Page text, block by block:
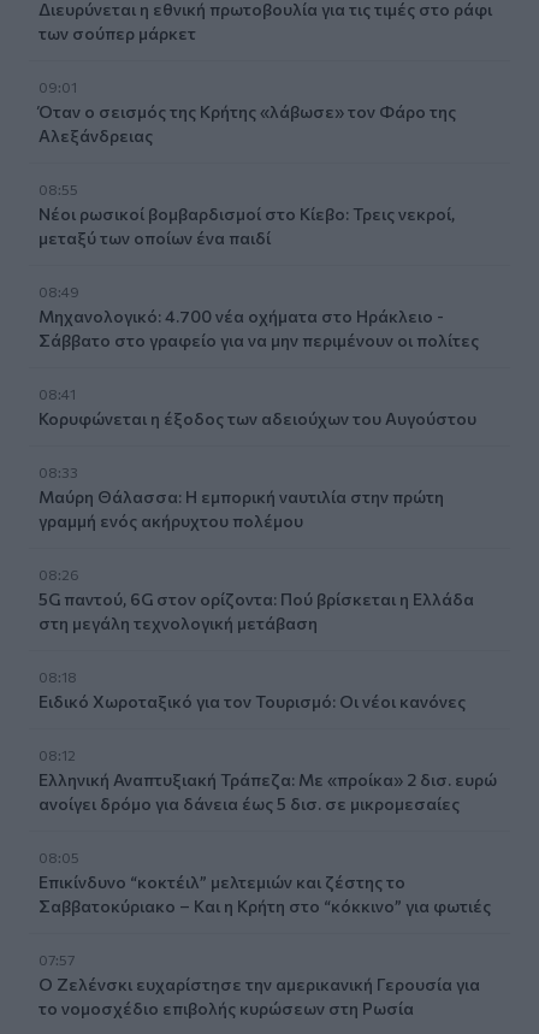
Διευρύνεται η εθνική πρωτοβουλία για τις τιμές στο ράφι
των σούπερ μάρκετ
09:01
Όταν ο σεισμός της Κρήτης «λάβωσε» τον Φάρο της
Αλεξάνδρειας
08:55
Νέοι ρωσικοί βομβαρδισμοί στο Κίεβο: Τρεις νεκροί,
μεταξύ των οποίων ένα παιδί
08:49
Μηχανολογικό: 4.700 νέα οχήματα στο Ηράκλειο -
Σάββατο στο γραφείο για να μην περιμένουν οι πολίτες
08:41
Κορυφώνεται η έξοδος των αδειούχων του Αυγούστου
08:33
Μαύρη Θάλασσα: Η εμπορική ναυτιλία στην πρώτη
γραμμή ενός ακήρυχτου πολέμου
08:26
5G παντού, 6G στον ορίζοντα: Πού βρίσκεται η Ελλάδα
στη μεγάλη τεχνολογική μετάβαση
08:18
Ειδικό Χωροταξικό για τον Τουρισμό: Οι νέοι κανόνες
08:12
Ελληνική Αναπτυξιακή Τράπεζα: Με «προίκα» 2 δισ. ευρώ
ανοίγει δρόμο για δάνεια έως 5 δισ. σε μικρομεσαίες
08:05
Επικίνδυνο “κοκτέιλ” μελτεμιών και ζέστης το
Σαββατοκύριακο – Και η Κρήτη στο “κόκκινο” για φωτιές
07:57
Ο Ζελένσκι ευχαρίστησε την αμερικανική Γερουσία για
το νομοσχέδιο επιβολής κυρώσεων στη Ρωσία